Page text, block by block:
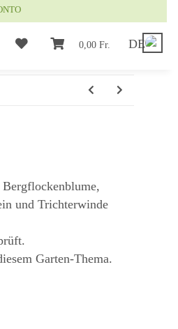
0,00 Fr. DE
und Trichterwinde
Garten-Thema.